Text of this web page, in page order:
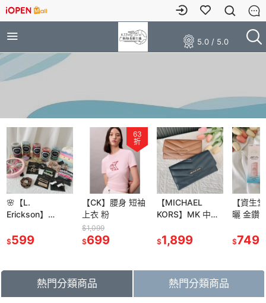
5.0 / 5.0
🌸【L.
Erickson】
PONY 髮圈 髮夾
$599
63
折
【CK】腰身 短袖
上衣 粉
$1,099
$699
【MICHAEL
KORS】MK 中長
紋 信封 / 山形紋
長夾 皮夾
$1,899
【資生
曬 金鑽
5X版 60ml /
$749
熱門分類商品 熱門分類商品